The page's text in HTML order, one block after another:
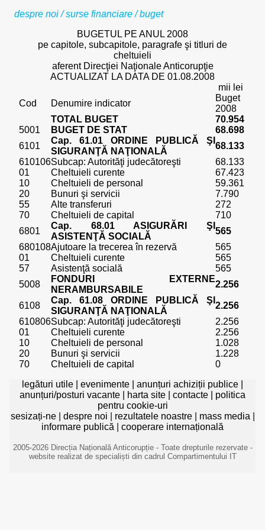
despre noi/surse financiare / buget
BUGETUL PE ANUL 2008
pe capitole, subcapitole, paragrafe şi titluri de
cheltuieli
aferent Direcţiei Naţionale Anticorupţie
ACTUALIZAT LA DATA DE 01.08.2008
mii lei
Cod
Denumire indicator
Buget
2008
TOTAL BUGET
70.954
5001
BUGET DE STAT
68.698
6101
Cap. 61.01 ORDINE PUBLICĂ ŞI
SIGURANŢĂ NAŢIONALĂ
68.133
610106Subcap: Autorităţi judecătoreşti
68.133
01
Cheltuieli curente
67.423
10
Cheltuieli de personal
59.361
20
Bunuri şi servicii
7.790
55
Alte transferuri
272
70
Cheltuieli de capital
710
6801
Cap. 68.01 ASIGURĂRI ŞI
ASISTENŢĂ SOCIALĂ
565
680108Ajutoare la trecerea în rezervă
565
01
Cheltuieli curente
565
57
Asistenţă socială
565
5008
FONDURI EXTERNE
NERAMBURSABILE
2.256
6108
Cap. 61.08 ORDINE PUBLICĂ ŞI
SIGURANŢĂ NAŢIONALĂ
2.256
610806Subcap: Autorităţi judecătoreşti
2.256
01
Cheltuieli curente
2.256
10
Cheltuieli de personal
1.028
20
Bunuri şi servicii
1.228
70
Cheltuieli de capital
0
legături utile
evenimente anunțuri achiziții publice
anunțuri/posturi vacante
harta site contacte
politica
pentru cookie-uri
sesizați-ne| despre noi rezultatele noastre| mass media
informare publică
cooperare internațională
2005-2026 Direcția Națională Anticorupție - Toate drepturile rezervate -
website realizat de specialiști din cadrul Compartimentului IT